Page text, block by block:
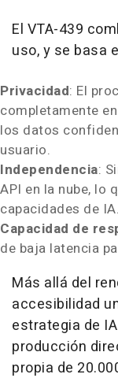
El VTA-439
uso, y se basa
Privacidad: El
completamente
los datos
usuario.
Independencia:
API en la nube, lo
capacidades de IA.
Capacidad de
de baja latencia
Más allá del
accesibilidad
estrategia de
producción
propia de